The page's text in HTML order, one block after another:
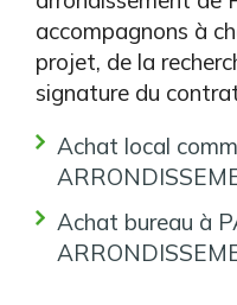
accompagnons à
projet, de la
signature du
Achat local
Achat bureau à